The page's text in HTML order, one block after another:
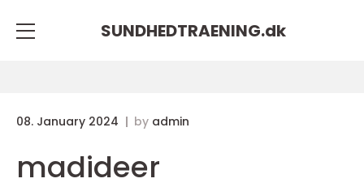
SUNDHEDTRAENING.dk
08. January 2024 by admin
madideer